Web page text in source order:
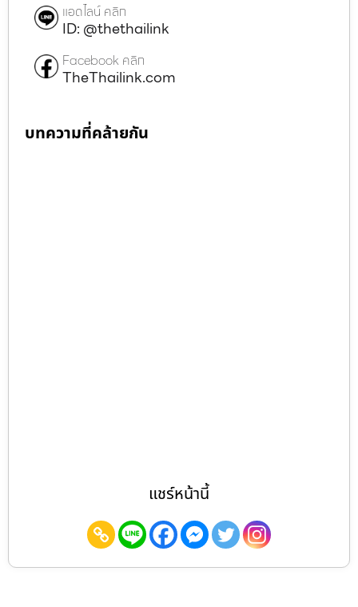
แอดไลน์ คลิก
ID: @thethailink
Facebook คลิก
TheThailink.com
บทความที่คล้ายกัน
แชร์หน้านี้